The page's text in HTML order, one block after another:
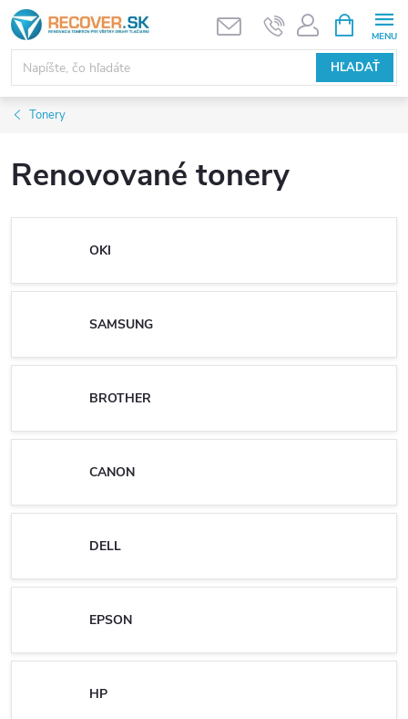
Prejsť
na
obsah
HĽADAŤ
KOŠÍK
Tonery
Renovované tonery
OKI
SAMSUNG
BROTHER
CANON
DELL
EPSON
HP